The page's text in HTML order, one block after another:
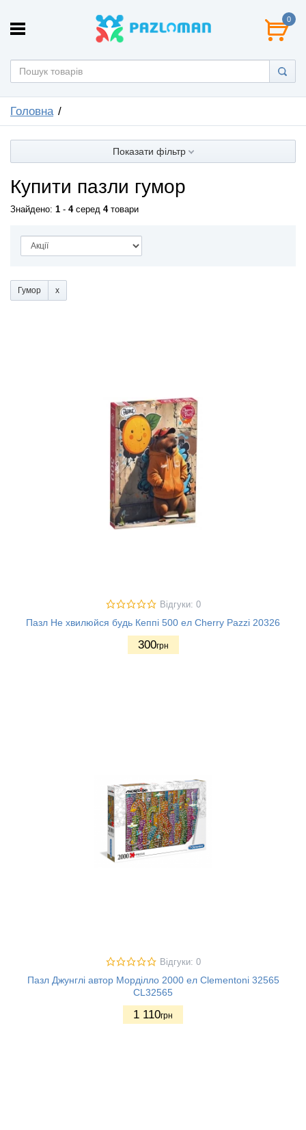
0
Головна
Показати фільтр
Купити пазли гумор
Знайдено: 1 - 4серед 4товари
Гумор
Відгуки: 0
Пазл Не хвилюйся будь Кеппі 500 ел Cherry Pazzi 20326
300грн
Відгуки: 0
Пазл Джунглі автор Морділло 2000 ел Clementoni 32565
CL32565
1 110грн